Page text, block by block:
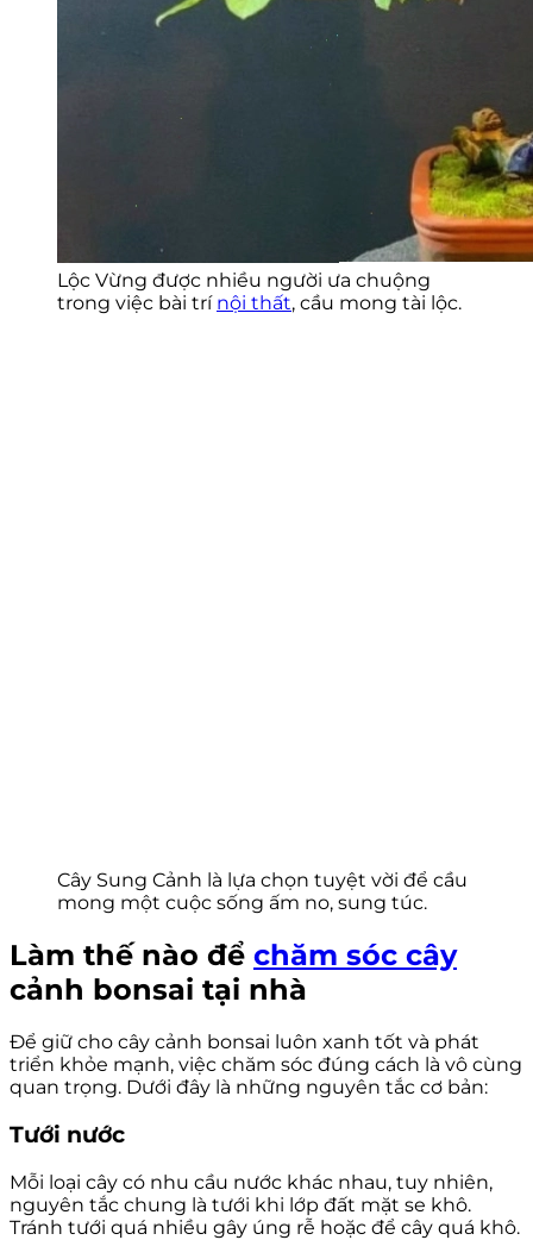
Lộc Vừng được nhiều người ưa chuộng
trong việc bài trí nội thất, cầu mong tài lộc.
Cây Sung Cảnh là lựa chọn tuyệt vời để cầu
mong một cuộc sống ấm no, sung túc.
Làm thế nào để chăm sóc cây
cảnh bonsai tại nhà
Để giữ cho cây cảnh bonsai luôn xanh tốt và phát
triển khỏe mạnh, việc chăm sóc đúng cách là vô cùng
quan trọng. Dưới đây là những nguyên tắc cơ bản:
Tưới nước
Mỗi loại cây có nhu cầu nước khác nhau, tuy nhiên,
nguyên tắc chung là tưới khi lớp đất mặt se khô.
Tránh tưới quá nhiều gây úng rễ hoặc để cây quá khô.